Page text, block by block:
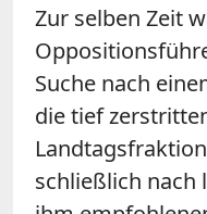
Zur selben Zeit
Suche nach
die tief
schließlich nach